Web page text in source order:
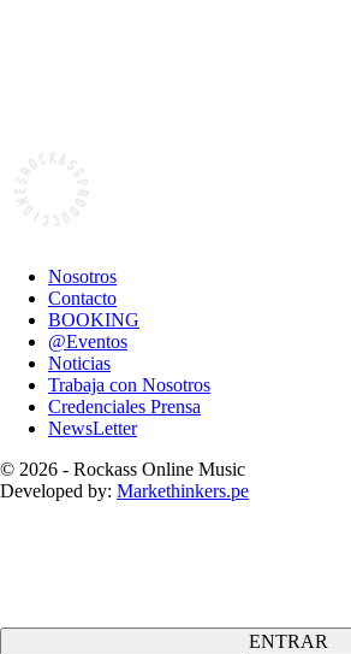
Nosotros
Contacto
BOOKING
@Eventos
Noticias
Trabaja con Nosotros
Credenciales Prensa
NewsLetter
© 2026 - Rockass Online Music
Developed by: Markethinkers.pe
ENTRAR